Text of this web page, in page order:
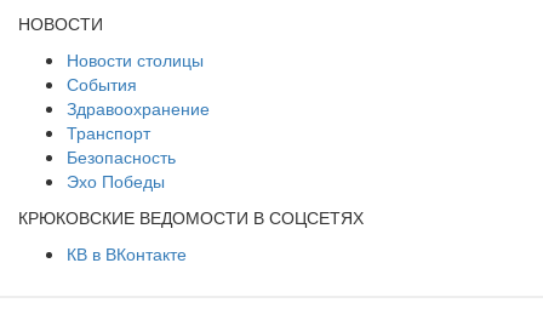
НОВОСТИ
Новости столицы
События
Здравоохранение
Транспорт
Безопасность
Эхо Победы
КРЮКОВСКИЕ ВЕДОМОСТИ В СОЦСЕТЯХ
КВ в ВКонтакте